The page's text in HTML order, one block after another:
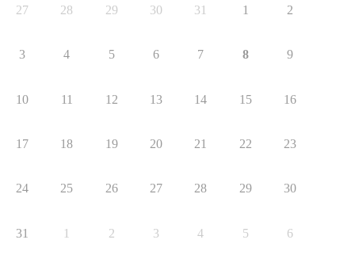
27 28 29 30 31 1 2
3 4 5 6 7 8 9
10 11 12 13 14 15 16
17 18 19 20 21 22 23
24 25 26 27 28 29 30
31 1 2 3 4 5 6